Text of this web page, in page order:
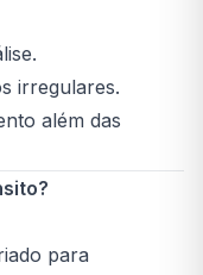
irregulares.
além das
para